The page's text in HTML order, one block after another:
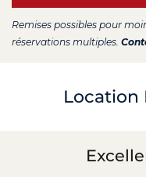
Remises possibles pour
réservations multiples.
Location